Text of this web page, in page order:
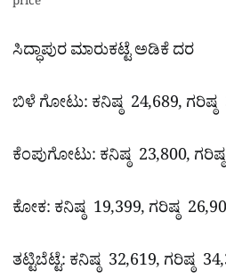
ಸಿದ್ಧಾಪುರ ಮಾರುಕಟ್ಟೆ ಅಡಿಕೆ ದರ
ಬಿಳೆ ಗೋಟು: ಕನಿಷ್ಠ 24,689, ಗರಿಷ್ಠ
ಕೆಂಪುಗೋಟು: ಕನಿಷ್ಠ 23,800,
ಕೋಕ: ಕನಿಷ್ಠ 19,399, ಗರಿಷ್ಠ
ತಟ್ಟಿಬೆಟ್ಟೆ: ಕನಿಷ್ಠ 32,619, ಗರಿಷ್ಠ